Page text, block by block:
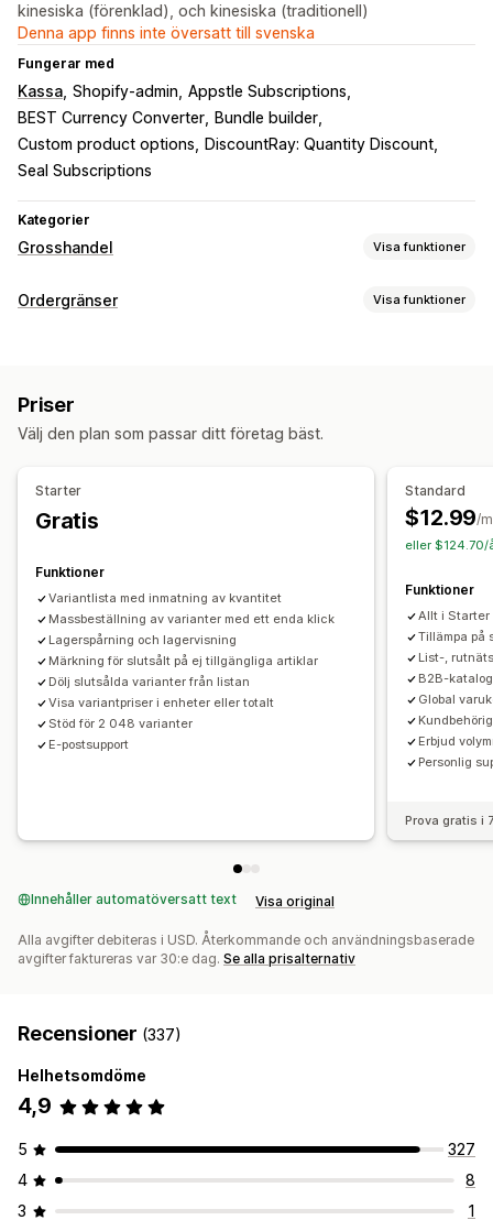
kinesiska (förenklad), och kinesiska (traditionell)
Denna app finns inte översatt till svenska
Fungerar med
Kassa Shopify-admin Appstle Subscriptions
BEST Currency Converter
Bundle builder
Custom product options
DiscountRay: Quantity Discount
Seal Subscriptions
Kategorier
Grosshandel Visa funktioner
Prisalternativ
Orderhantering
Produktsynlighet
Lagersynkronisering
Lagerstatus
Ordergränser Visa funktioner
Prisbaserat
Variantspecifik Produktseriespecifikt Kundtaggar
Flera språk
Priser
Välj den plan som passar ditt företag bäst.
Starter
Gratis
Funktioner
Variantlista med inmatning av kvantitet
Massbeställning av varianter med ett enda klick
Lagerspårning och lagervisning
Märkning för slutsålt på ej tillgängliga artiklar
Dölj slutsålda varianter från listan
Visa variantpriser i enheter eller totalt
Stöd för 2 048 varianter
E-postsupport
Standard
$12.99/
eller $124.70/
Funktioner
Allt i Starter
Tillämpa på
List-,
B2B-
Global
Erbjud
Personlig
Prova gratis i
Innehåller automatöversatt text Visa original
Alla avgifter debiteras i USD. Återkommande och användningsbaserade
avgifter faktureras var 30:e dag. Se alla prisalternativ
Recensioner (337)
Helhetsomdöme
4,9
5
327
4
8
3
1